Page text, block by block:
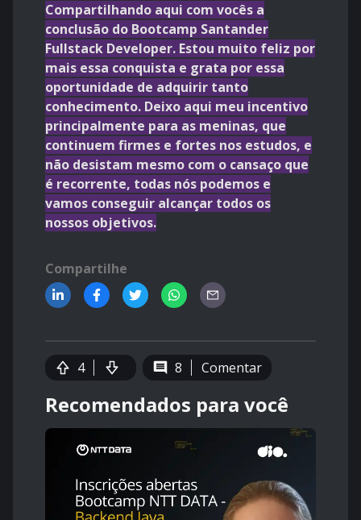
Compartilhando aqui com vocês a
conclusão do Bootcamp Santander
Fullstack Developer. Estou muito feliz por
mais essa conquista e grata por essa
oportunidade de adquirir tanto
conhecimento. Deixo aqui meu incentivo
principalmente para as meninas, que
continuem firmes e fortes nos estudos, e
não desistam mesmo com o cansaço que
é recorrente, todas nós podemos e
vamos conseguir alcançar todos os
nossos objetivos.
Compartilhe
4 8 Comentar
Recomendados para você